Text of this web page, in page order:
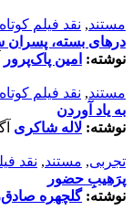
مستند, نقد فیلم کوتاه
درهای بسته،
نوشته: امین پاک‌پرور
مستند, نقد فیلم کوتاه
به یاد آوردن
نوشته: لاله شاکری
تجربی, مستند, نقد
پرَهیب‌ِ حضور
نوشته:گلچهره